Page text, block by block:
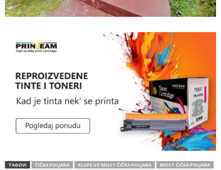
TAGOVI ČIČKA POLJANA KLUPE UZ MOST ČIČKA POLJANA
MOST ČIČKA POLJANA